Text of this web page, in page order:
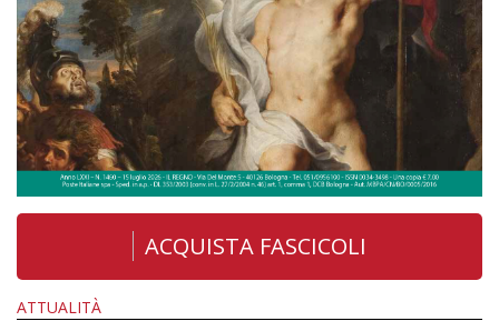
ACQUISTA FASCICOLI
ATTUALITÀ